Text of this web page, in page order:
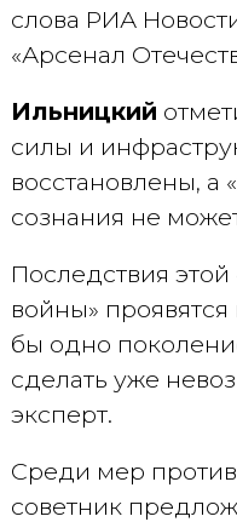
слова РИА
«Арсенал
Ильницкий
силы и
восстановлены, а
сознания не
Последствия
войны» проявятся
бы одно
сделать уже
эксперт.
Среди мер
советник